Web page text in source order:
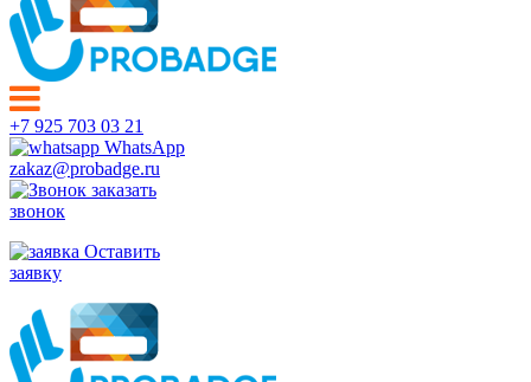
+7 925 703 03 21
WhatsApp
zakaz@probadge.ru
заказать
звонок
Оставить
заявку